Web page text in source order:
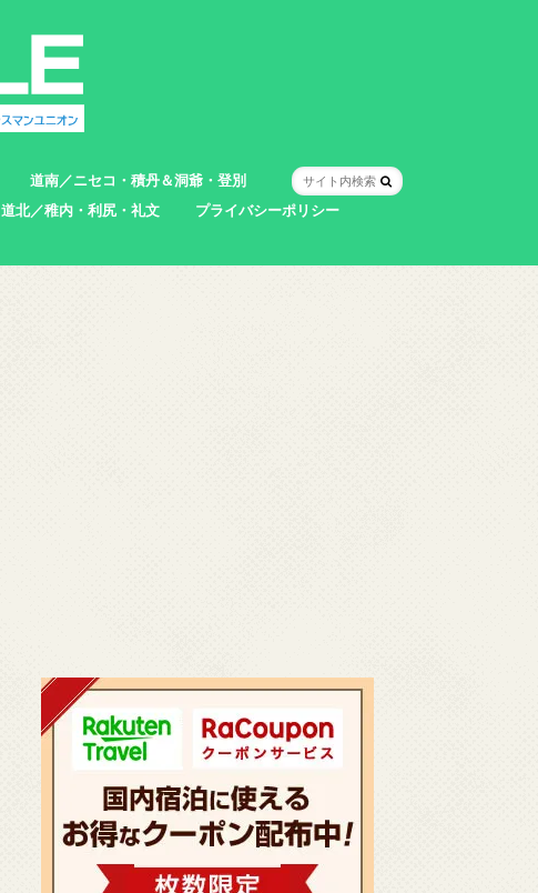
道南／ニセコ・積丹＆洞爺・登別
室蘭市
登別市
洞爺湖町
真狩村
共和町
壮瞥町
積丹町
神恵内村
道北／稚内・利尻・礼文
プライバシーポリシー